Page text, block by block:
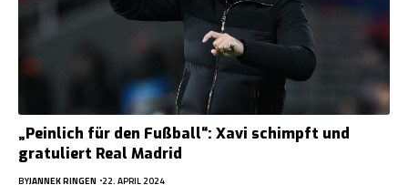
„Peinlich für den Fußball“: Xavi schimpft und
gratuliert Real Madrid
BYJANNEK RINGEN 22. APRIL 2024